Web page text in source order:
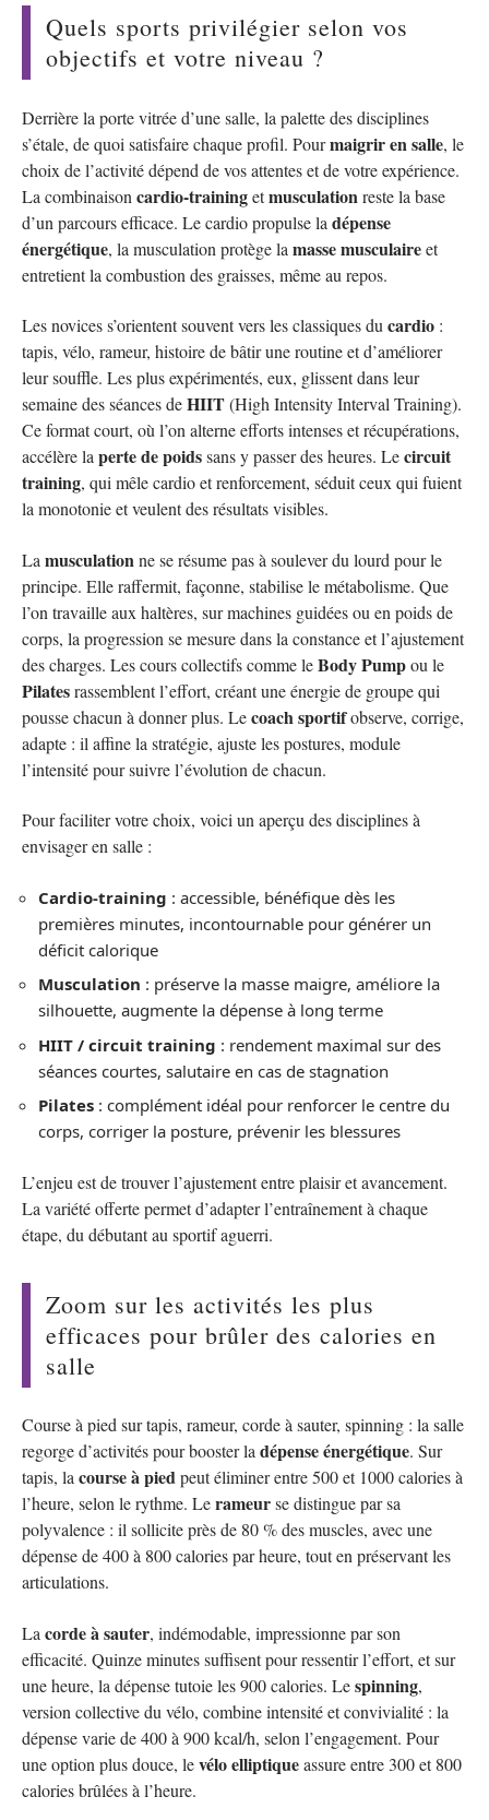
Quels sports privilégier selon vos
objectifs et votre niveau ?
Derrière la porte vitrée d’une salle, la palette des disciplines
s’étale, de quoi satisfaire chaque profil. Pourmaigrir en salle, le
choix de l’activité dépend de vos attentes et de votre expérience.
La combinaison cardio-trainingetmusculation reste la base
d’un parcours efficace. Le cardio propulse la dépense
énergétique, la musculation protège la masse musculaireet
entretient la combustion des graisses, même au repos.
Les novices s’orientent souvent vers les classiques du cardio :
tapis, vélo, rameur, histoire de bâtir une routine et d’améliorer
leur souffle. Les plus expérimentés, eux, glissent dans leur
semaine des séances deHIIT(High Intensity Interval Training).
Ce format court, où l’on alterne efforts intenses et récupérations,
accélère la perte de poidssans y passer des heures. Lecircuit
training, qui mêle cardio et renforcement, séduit ceux qui fuient
la monotonie et veulent des résultats visibles.
La musculation ne se résume pas à soulever du lourd pour le
principe. Elle raffermit, façonne, stabilise le métabolisme. Que
l’on travaille aux haltères, sur machines guidées ou en poids de
corps, la progression se mesure dans la constance et l’ajustement
des charges. Les cours collectifs comme leBody Pumpou le
Pilatesrassemblent l’effort, créant une énergie de groupe qui
pousse chacun à donner plus. Lecoach sportifobserve, corrige,
adapte : il affine la stratégie, ajuste les postures, module
l’intensité pour suivre l’évolution de chacun.
Pour faciliter votre choix, voici un aperçu des disciplines à
envisager en salle :
Cardio-training : accessible, bénéfique dès les
premières minutes, incontournable pour générer un
déficit calorique
Musculation : préserve la masse maigre, améliore la
silhouette, augmente la dépense à long terme
HIIT / circuit training : rendement maximal sur des
séances courtes, salutaire en cas de stagnation
Pilates : complément idéal pour renforcer le centre du
corps, corriger la posture, prévenir les blessures
L’enjeu est de trouver l’ajustement entre plaisir et avancement.
La variété offerte permet d’adapter l’entraînement à chaque
étape, du débutant au sportif aguerri.
Zoom sur les activités les plus
efficaces pour brûler des calories en
salle
Course à pied sur tapis, rameur, corde à sauter, spinning : la salle
regorge d’activités pour booster la dépense énergétique. Sur
tapis, la course à piedpeut éliminer entre 500 et 1000 calories à
l’heure, selon le rythme. Lerameurse distingue par sa
polyvalence : il sollicite près de 80 % des muscles, avec une
dépense de 400 à 800 calories par heure, tout en préservant les
articulations.
La corde à sauter, indémodable, impressionne par son
efficacité. Quinze minutes suffisent pour ressentir l’effort, et sur
une heure, la dépense tutoie les 900 calories. Lespinning,
version collective du vélo, combine intensité et convivialité : la
dépense varie de 400 à 900 kcal/h, selon l’engagement. Pour
une option plus douce, levélo elliptiqueassure entre 300 et 800
calories brûlées à l’heure.